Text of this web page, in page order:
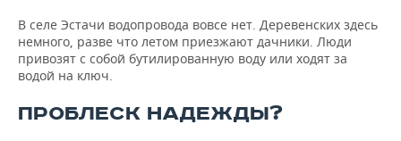
В селе Эстачи водопровода вовсе нет. Деревенских здесь
немного, разве что летом приезжают дачники. Люди
привозят с собой бутилированную воду или ходят за
водой на ключ.
ПРОБЛЕСК НАДЕЖДЫ?